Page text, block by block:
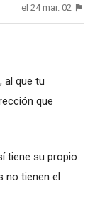
el 24 mar. 02
al que tu
que
tiene su propio
no tienen el